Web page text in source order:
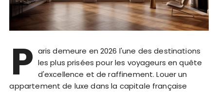
P aris demeure en 2026 l'une des destinations
les plus prisées pour les voyageurs en quête
d'excellence et de raffinement. Louer un
appartement de luxe dans la capitale française